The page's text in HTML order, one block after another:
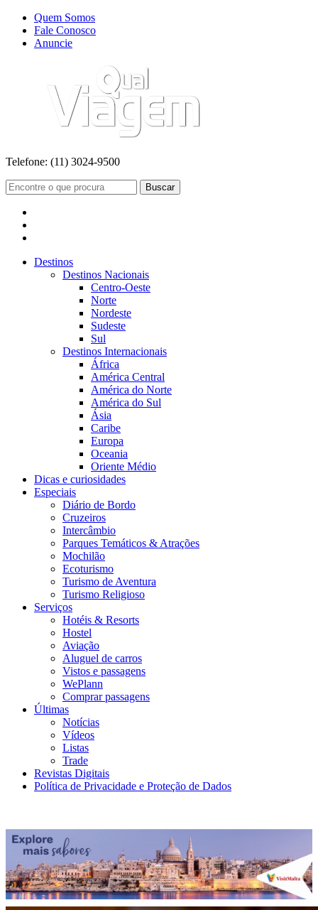
Quem Somos
Fale Conosco
Anuncie
Telefone: (11) 3024-9500
Buscar
Destinos
Destinos Nacionais
Centro-Oeste
Norte
Nordeste
Sudeste
Sul
Destinos Internacionais
África
América Central
América do Norte
América do Sul
Ásia
Caribe
Europa
Oceania
Oriente Médio
Dicas e curiosidades
Especiais
Diário de Bordo
Cruzeiros
Intercâmbio
Parques Temáticos & Atrações
Mochilão
Ecoturismo
Turismo de Aventura
Turismo Religioso
Serviços
Hotéis & Resorts
Hostel
Aviação
Aluguel de carros
Vistos e passagens
WePlann
Comprar passagens
Últimas
Notícias
Vídeos
Listas
Trade
Revistas Digitais
Política de Privacidade e Proteção de Dados